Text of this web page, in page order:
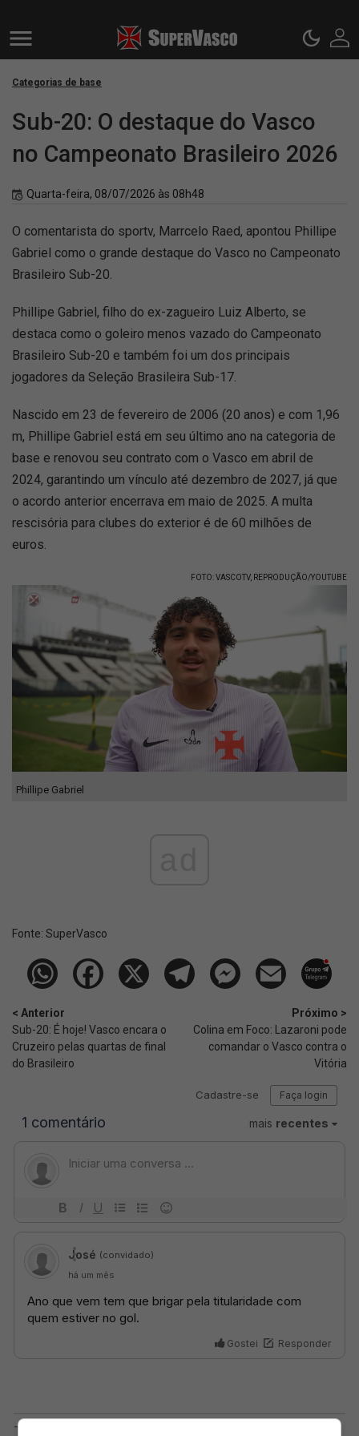
Categorias de base
Sub-20: O destaque do Vasco
no Campeonato Brasileiro 2026
Quarta-feira, 08/07/2026 às 08h48
O comentarista do sportv, Marrcelo Raed, apontou Phillipe
Gabriel como o grande destaque do Vasco no Campeonato
Brasileiro Sub-20.
Phillipe Gabriel, filho do ex-zagueiro Luiz Alberto, se
destaca como o goleiro menos vazado do Campeonato
Brasileiro Sub-20 e também foi um dos principais
jogadores da Seleção Brasileira Sub-17.
Nascido em 23 de fevereiro de 2006 (20 anos) e com 1,96
m, Phillipe Gabriel está em seu último ano na categoria de
base e renovou seu contrato com o Vasco em abril de
2024, garantindo um vínculo até dezembro de 2027, já que
o acordo anterior encerrava em maio de 2025. A multa
rescisória para clubes do exterior é de 60 milhões de
euros.
FOTO: VASCOTV, REPRODUÇÃO/YOUTUBE
Phillipe Gabriel
Fonte: SuperVasco‎‎‎‎‎‎
< Anterior
Sub-20: É hoje! Vasco encara o
Cruzeiro pelas quartas de final
do Brasileiro
Próximo >
Colina em Foco: Lazaroni pode
comandar o Vasco contra o
Vitória